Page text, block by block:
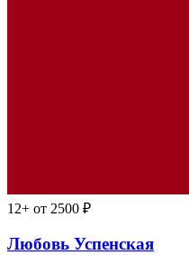
12+ от 2500 ₽
Любовь Успенская